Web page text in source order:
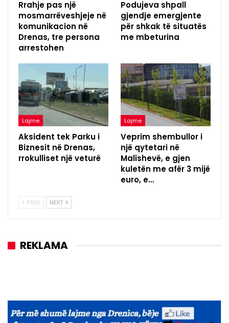
Rrahje pas një
mosmarrëveshjeje në
komunikacion në
Drenas, tre persona
arrestohen
Podujeva shpall
gjendje emergjente
për shkak të situatës
me mbeturina
Lajme
Aksident tek Parku i
Biznesit në Drenas,
rrokulliset një veturë
Lajme
Veprim shembullor i
një qytetari në
Malishevë, e gjen
kuletën me afër 3 mijë
euro, e…
PREV NEXT
REKLAMA